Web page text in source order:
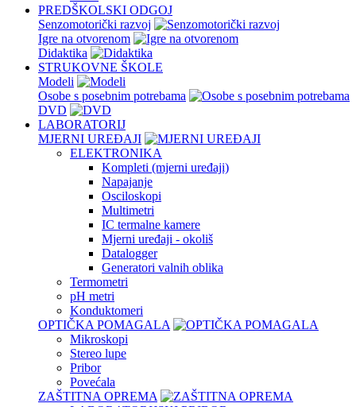
PREDŠKOLSKI ODGOJ
Senzomotorički razvoj
Igre na otvorenom
Didaktika
STRUKOVNE ŠKOLE
Modeli
Osobe s posebnim potrebama
DVD
LABORATORIJ
MJERNI UREĐAJI
ELEKTRONIKA
Kompleti (mjerni uređaji)
Napajanje
Osciloskopi
Multimetri
IC termalne kamere
Mjerni uređaji - okoliš
Datalogger
Generatori valnih oblika
Termometri
pH metri
Konduktomeri
OPTIČKA POMAGALA
Mikroskopi
Stereo lupe
Pribor
Povećala
ZAŠTITNA OPREMA